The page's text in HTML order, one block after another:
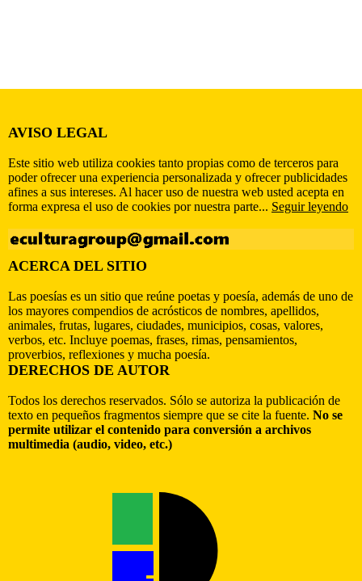
AVISO LEGAL
Este sitio web utiliza cookies tanto propias como de terceros para
poder ofrecer una experiencia personalizada y ofrecer publicidades
afines a sus intereses. Al hacer uso de nuestra web usted acepta en
forma expresa el uso de cookies por nuestra parte... Seguir leyendo
ACERCA DEL SITIO
Las poesías es un sitio que reúne poetas y poesía, además de uno de
los mayores compendios de acrósticos de nombres, apellidos,
animales, frutas, lugares, ciudades, municipios, cosas, valores,
verbos, etc. Incluye poemas, frases, rimas, pensamientos,
proverbios, reflexiones y mucha poesía.
DERECHOS DE AUTOR
Todos los derechos reservados. Sólo se autoriza la publicación de
texto en pequeños fragmentos siempre que se cite la fuente. No se
permite utilizar el contenido para conversión a archivos
multimedia (audio, video, etc.)